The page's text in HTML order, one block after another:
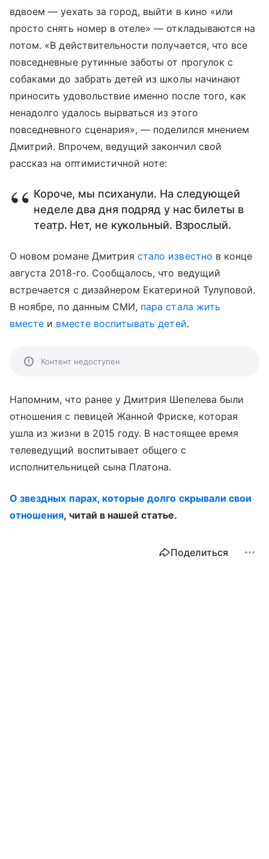
вдвоем — уехать за город, выйти в кино «или
просто снять номер в отеле» — откладываются на
потом. «В действительности получается, что все
повседневные рутинные заботы от прогулок с
собаками до забрать детей из школы начинают
приносить удовольствие именно после того, как
ненадолго удалось вырваться из этого
повседневного сценария», — поделился мнением
Дмитрий. Впрочем, ведущий закончил свой
рассказ на оптимистичной ноте:
Короче, мы психанули. На следующей
неделе два дня подряд у нас билеты в
театр. Нет, не кукольный. Взрослый.
О новом романе Дмитриястало известно в конце
августа 2018-го. Сообщалось, что ведущий
встречается с дизайнером Екатериной Тулуповой.
В ноябре, по данным СМИ, пара стала жить
вместе и вместе воспитывать детей.
Контент недоступен
Напомним, что ранее у Дмитрия Шепелева были
отношения с певицей Жанной Фриске, которая
ушла из жизни в 2015 году. В настоящее время
телеведущий воспитывает общего с
исполнительницей сына Платона.
О звездных парах, которые долго скрывали свои
отношения, читай в нашей статье.
Поделиться